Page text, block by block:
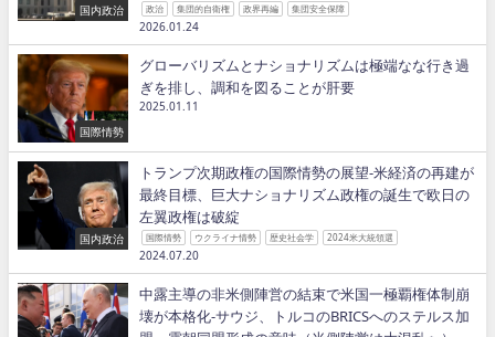
国内政治 政治 集団的自衛権 政界再編 集団安全保障
2026.01.24
国際情勢
グローバリズムとナショナリズムは極端なな行き過
ぎを排し、調和を図ることが肝要
2025.01.11
国内政治
トランプ次期政権の国際情勢の展望−米経済の再建が
最終目標、巨大ナショナリズム政権の誕生で欧日の
左翼政権は破綻
国際情勢 ウクライナ情勢 歴史社会学 2024米大統領選
2024.07.20
中露主導の非米側陣営の結束で米国一極覇権体制崩
壊が本格化−サウジ、トルコのBRICSへのステルス加